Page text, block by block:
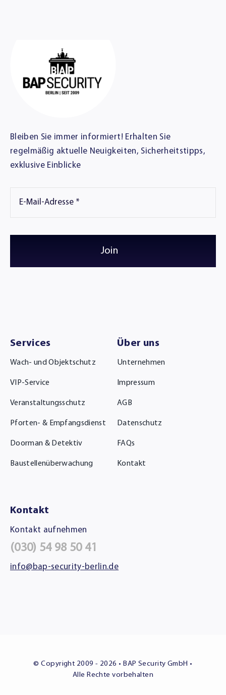
Bleiben Sie immer informiert! Erhalten Sie
regelmäßig aktuelle Neuigkeiten, Sicherheitstipps,
exklusive Einblicke
Join
Services
Wach- und Objektschutz
VIP-Service
Veranstaltungsschutz
Pforten- & Empfangsdienst
Doorman & Detektiv
Baustellenüberwachung
Über uns
Unternehmen
Impressum
AGB
Datenschutz
FAQs
Kontakt
Kontakt
Kontakt aufnehmen
(030) 54 98 50 41
info@bap-security-berlin.de
© Copyright 2009 - 2026 • BAP Security GmbH •
Alle Rechte vorbehalten